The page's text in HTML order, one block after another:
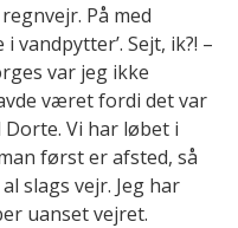
På med
vandpytter’. Sejt, ik?! –
var jeg ikke
været fordi det var
Vi har løbet i
først er afsted, så
slags vejr. Jeg har
uanset vejret.